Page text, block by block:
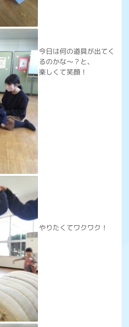
今日は何の道具が出てく
るのかな～？と、
楽しくて笑顔！
やりたくてワクワク！